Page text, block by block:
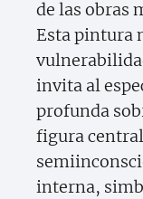
de las obras
Esta pintura
invita al
profunda
figura
interna,